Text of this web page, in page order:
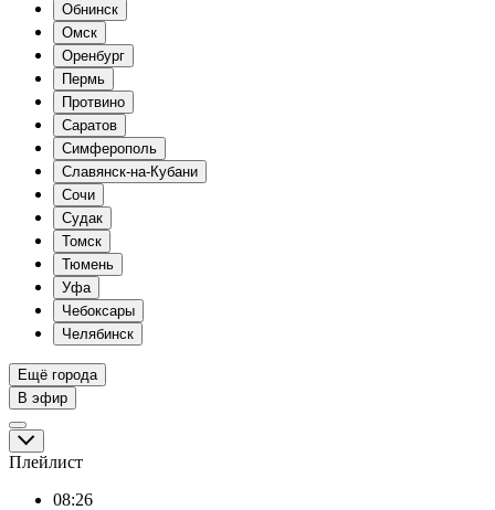
Обнинск
Омск
Оренбург
Пермь
Протвино
Саратов
Симферополь
Славянск-на-Кубани
Сочи
Судак
Томск
Тюмень
Уфа
Чебоксары
Челябинск
Ещё города
В эфир
Плейлист
08:26